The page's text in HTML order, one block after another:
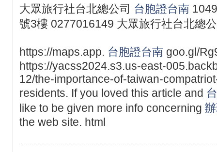
大眾旅行社台北總公司 台胞證台南
號3樓 0277016149 大眾旅行社台北總
https://maps.app. 台胞證台南 goo.gl/
https://yacss2024.s3.us-east-
12/the-importance-of-taiwan-
residents. If you loved this article and
like to be given more info concerning
the web site. html